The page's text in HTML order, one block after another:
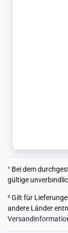
¹ Bei dem
gültige
² Gilt für
andere Länder